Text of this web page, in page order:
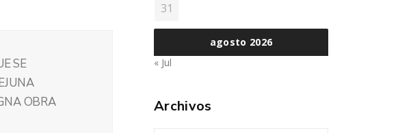
SE
OBRA
agosto 2026
31
« Jul
Archivos